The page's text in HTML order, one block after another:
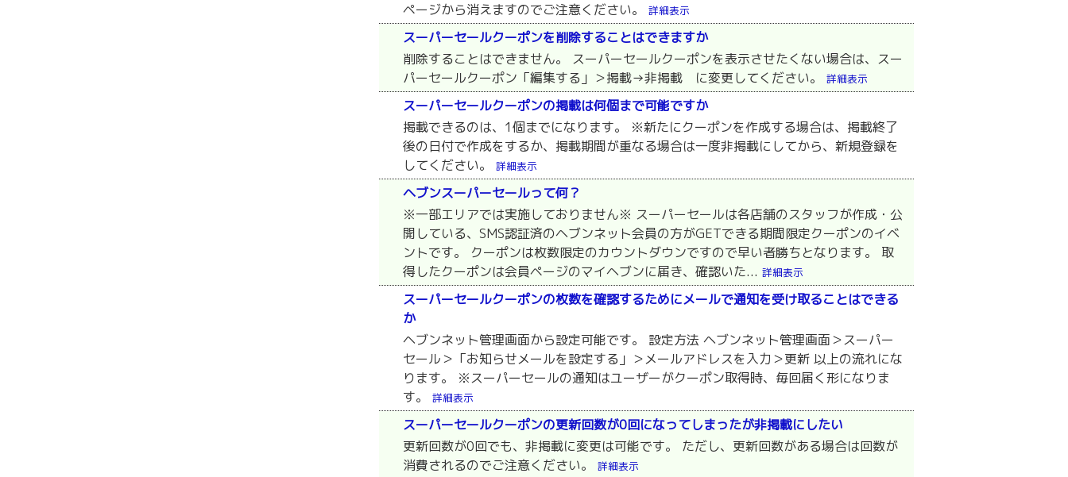
ページから消えますのでご注意ください。
詳細表示
スーパーセールクーポンを削除することはできますか
削除することはできません。 スーパーセールクーポンを表示させたくない場合は、スー
パーセールクーポン「編集する」＞掲載→非掲載 に変更してください。
詳細表示
スーパーセールクーポンの掲載は何個まで可能ですか
掲載できるのは、1個までになります。 ※新たにクーポンを作成する場合は、掲載終了
後の日付で作成をするか、掲載期間が重なる場合は一度非掲載にしてから、新規登録を
してください。
詳細表示
ヘブンスーパーセールって何？
※一部エリアでは実施しておりません※ スーパーセールは各店舗のスタッフが作成・公
開している、SMS認証済のヘブンネット会員の方がGETできる期間限定クーポンのイベ
ントです。 クーポンは枚数限定のカウントダウンですので早い者勝ちとなります。 取
得したクーポンは会員ページのマイヘブンに届き、確認いた... 詳細表示
スーパーセールクーポンの枚数を確認するためにメールで通知を受け取ることはできる
か
ヘブンネット管理画面から設定可能です。 設定方法 ヘブンネット管理画面＞スーパー
セール＞「お知らせメールを設定する」＞メールアドレスを入力＞更新 以上の流れにな
ります。 ※スーパーセールの通知はユーザーがクーポン取得時、毎回届く形になりま
す。
詳細表示
スーパーセールクーポンの更新回数が0回になってしまったが非掲載にしたい
更新回数が0回でも、非掲載に変更は可能です。 ただし、更新回数がある場合は回数が
消費されるのでご注意ください。
詳細表示